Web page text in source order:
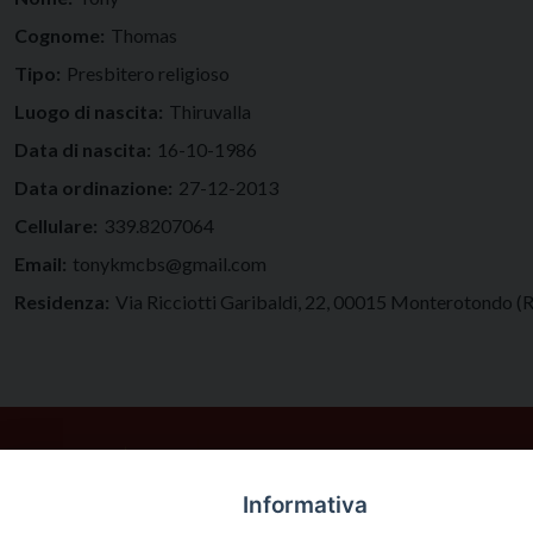
Cognome: Thomas
Tipo: Presbitero religioso
Luogo di nascita: Thiruvalla
Data di nascita: 16-10-1986
Data ordinazione: 27-12-2013
Cellulare: 339.8207064
Email: tonykmcbs@gmail.com
Residenza: Via Ricciotti Garibaldi, 22, 00015 Monterotondo
Informativa